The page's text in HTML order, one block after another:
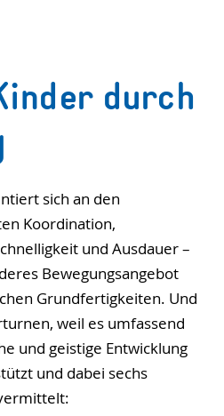
durch
sich an den
Koordination,
und Ausdauer –
Bewegungsangebot
Grundfertigkeiten. Und
weil es umfassend
und geistige Entwicklung
und dabei sechs